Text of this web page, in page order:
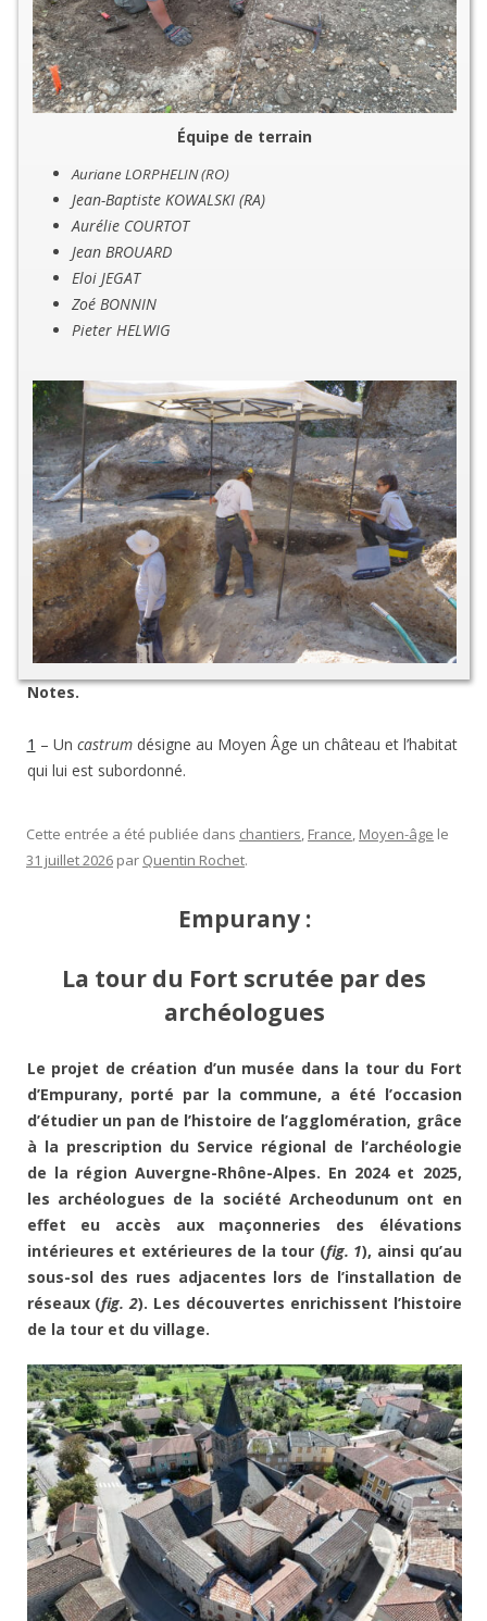
Équipe de terrain
Auriane LORPHELIN (RO)
Jean-Baptiste KOWALSKI (RA)
Aurélie COURTOT
Jean BROUARD
Eloi JEGAT
Zoé BONNIN
Pieter HELWIG
Notes.
1 – Un castrumdésigne au Moyen Âge un château et l’habitat
qui lui est subordonné.
Cette entrée a été publiée dans chantiers, France, Moyen-âge le
31 juillet 2026 par Quentin Rochet.
Empurany :
La tour du Fort scrutée par des
archéologues
Le projet de création d’un musée dans la tour du Fort
d’Empurany, porté par la commune, a été l’occasion
d’étudier un pan de l’histoire de l’agglomération, grâce
à la prescription du Service régional de l’archéologie
de la région Auvergne-Rhône-Alpes. En 2024 et 2025,
les archéologues de la société Archeodunum ont en
effet eu accès aux maçonneries des élévations
intérieures et extérieures de la tour (fig. 1), ainsi qu’au
sous-sol des rues adjacentes lors de l’installation de
réseaux (fig. 2). Les découvertes enrichissent l’histoire
de la tour et du village.